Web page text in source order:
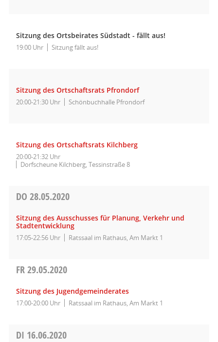
Sitzung des Ortsbeirates Südstadt - fällt aus!
19:00 Uhr Sitzung fällt aus!
Sitzung des Ortschaftsrats Pfrondorf
20:00-21:30 Uhr Schönbuchhalle Pfrondorf
Sitzung des Ortschaftsrats Kilchberg
20:00-21:32 Uhr
Dorfscheune Kilchberg, Tessinstraße 8
DO 28.05.2020
Sitzung des Ausschusses für Planung, Verkehr und
Stadtentwicklung
17:05-22:56 Uhr Ratssaal im Rathaus, Am Markt 1
FR29.05.2020
Sitzung des Jugendgemeinderates
17:00-20:00 Uhr Ratssaal im Rathaus, Am Markt 1
DI 16.06.2020